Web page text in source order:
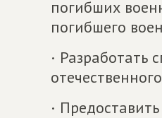
погибших
погибшего
·
·